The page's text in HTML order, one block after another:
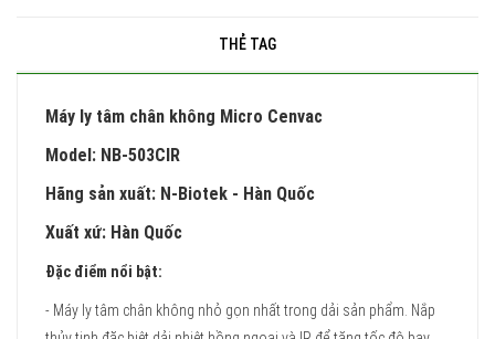
THẺ TAG
Máy ly tâm chân không Micro Cenvac
Model: NB-503CIR
Hãng sản xuất: N-Biotek - Hàn Quốc
Xuất xứ: Hàn Quốc
Đặc điểm nổi bật:
- Máy ly tâm chân không nhỏ gọn nhất trong dải sản phẩm. Nắp